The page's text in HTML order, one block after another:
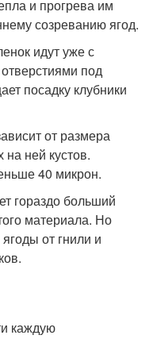
и прогрева им
созреванию ягод.
идут уже с
под
посадку клубники
от размера
ней кустов.
40 микрон.
гораздо больший
материала. Но
от гнили и
каждую